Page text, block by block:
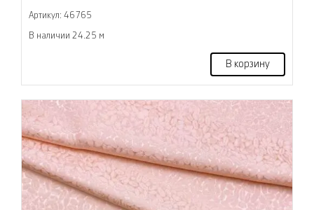
Артикул: 46765
В наличии 24.25 м
В корзину